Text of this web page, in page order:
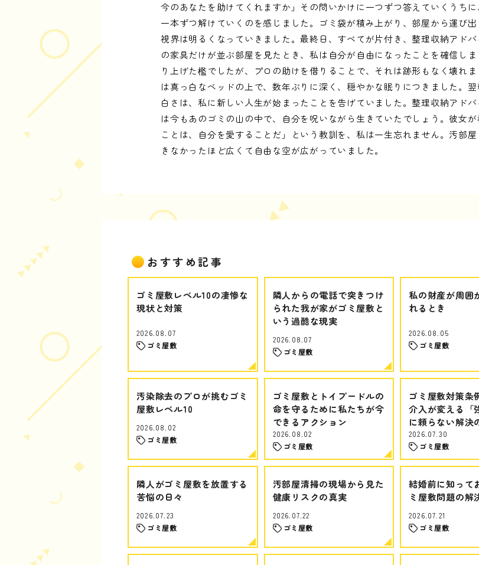
今のあなたを助けてくれますか」その問いかけに一つずつ答えていくうちに
一本ずつ解けていくのを感じました。ゴミ袋が積み上がり、部屋から運び出
視界は明るくなっていきました。最終日、すべてが片付き、整理収納アド
の家具だけが並ぶ部屋を見たとき、私は自分が自由になったことを確信し
り上げた檻でしたが、プロの助けを借りることで、それは跡形もなく壊れ
は真っ白なベッドの上で、数年ぶりに深く、穏やかな眠りにつきました。
白さは、私に新しい人生が始まったことを告げていました。整理収納アド
は今もあのゴミの山の中で、自分を呪いながら生きていたでしょう。彼女
ことは、自分を愛することだ」という教訓を、私は一生忘れません。汚部
きなかったほど広くて自由な空が広がっていました。
おすすめ記事
ゴミ屋敷レベル10の凄惨な
現状と対策
2026.08.07
ゴミ屋敷
隣人からの電話で突きつけ
られた我が家がゴミ屋敷と
いう過酷な現実
2026.08.07
ゴミ屋敷
私の財産が周囲
れるとき
2026.08.05
ゴミ屋敷
汚染除去のプロが挑むゴミ
屋敷レベル10
2026.08.02
ゴミ屋敷
ゴミ屋敷とトイプードルの
命を守るために私たちが今
できるアクション
2026.08.02
ゴミ屋敷
ゴミ屋敷対策条
介入が変える「
に頼らない解決
2026.07.30
ゴミ屋敷
隣人がゴミ屋敷を放置する
苦悩の日々
2026.07.23
ゴミ屋敷
汚部屋清掃の現場から見た
健康リスクの真実
2026.07.22
ゴミ屋敷
結婚前に知って
ミ屋敷問題の解
2026.07.21
ゴミ屋敷